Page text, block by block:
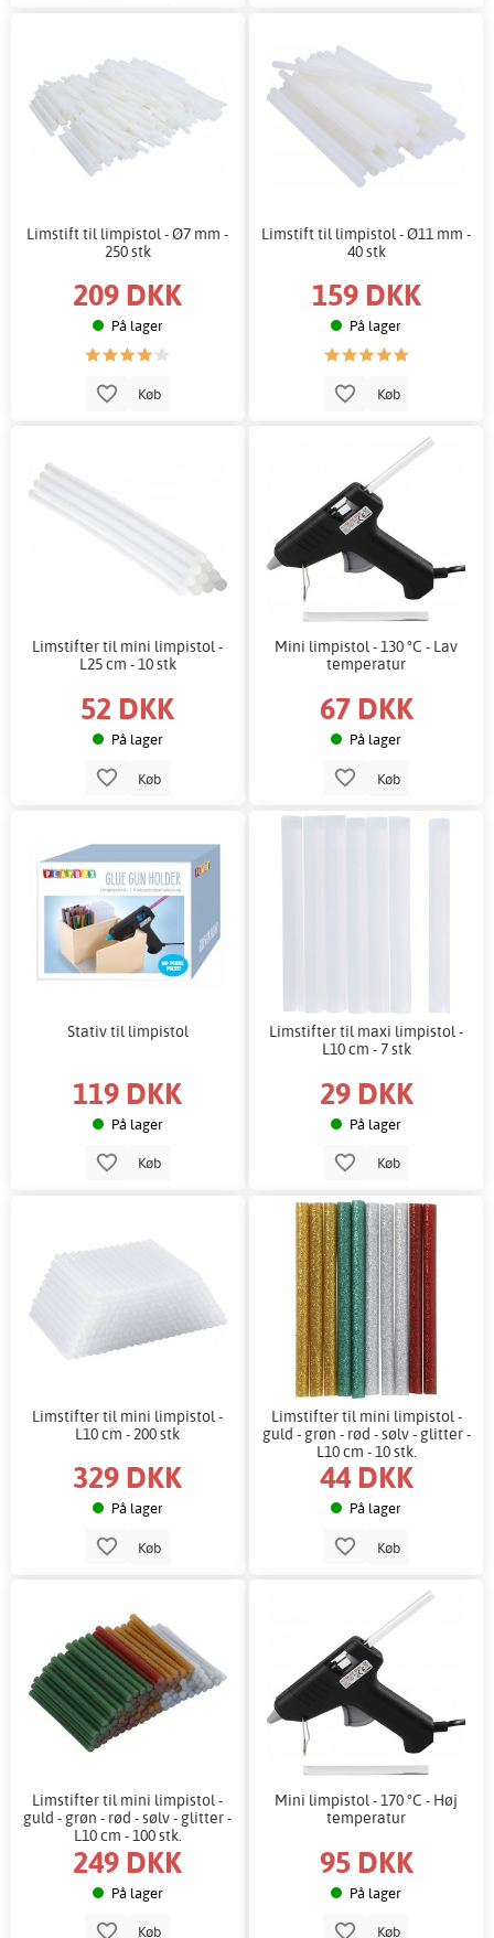
Limstift til limpistol - Ø7 mm -
250 stk
209 DKK
På lager
Køb
Limstift til limpistol - Ø11 mm -
40 stk
159 DKK
På lager
Køb
Limstifter til mini limpistol -
L25 cm - 10 stk
52 DKK
På lager
Køb
Mini limpistol - 130 °C - Lav
temperatur
67 DKK
På lager
Køb
Stativ til limpistol
119 DKK
På lager
Køb
Limstifter til maxi limpistol -
L10 cm - 7 stk
29 DKK
På lager
Køb
Limstifter til mini limpistol -
L10 cm - 200 stk
329 DKK
På lager
Køb
Limstifter til mini limpistol -
guld - grøn - rød - sølv - glitter -
L10 cm - 10 stk.
44 DKK
På lager
Køb
Limstifter til mini limpistol -
guld - grøn - rød - sølv - glitter -
L10 cm - 100 stk.
249 DKK
På lager
Køb
Mini limpistol - 170 °C - Høj
temperatur
95 DKK
På lager
Køb